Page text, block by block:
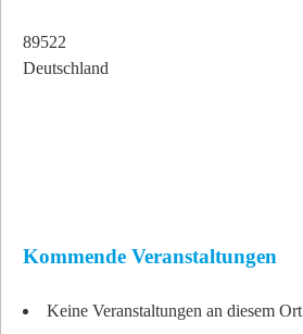
89522
Deutschland
Kommende Veranstaltungen
Keine Veranstaltungen an diesem Ort